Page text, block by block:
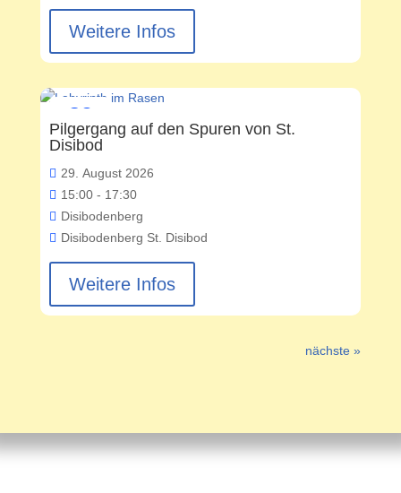
Weitere Infos
29
August
Pilgergang auf den Spuren von St.
Disibod
29. August 2026
15:00 - 17:30
Disibodenberg
Disibodenberg St. Disibod
Weitere Infos
nächste »